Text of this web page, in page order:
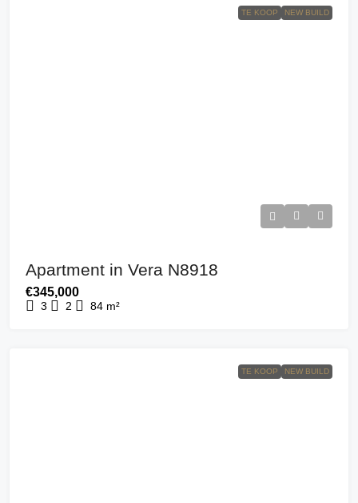
TE KOOP NEW BUILD
Apartment in Vera N8918
€345,000
3 2 84 m²
TE KOOP NEW BUILD